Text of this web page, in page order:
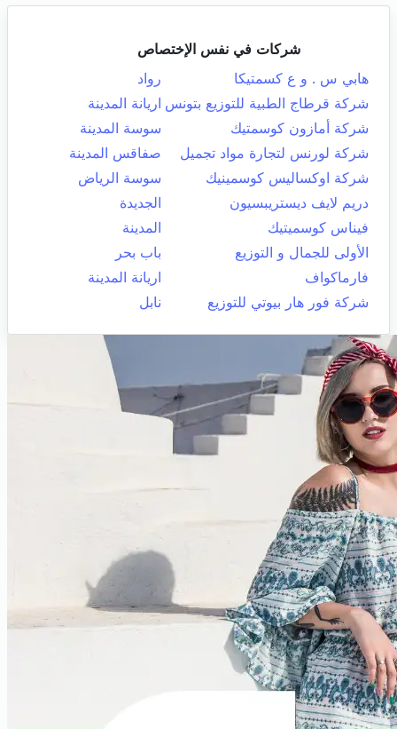
شركات في نفس الإختصاص
هابي س . و ع كسمتيكا
رواد
شركة قرطاج الطبية للتوزيع بتونس اريانة المدينة
شركة أمازون كوسمتيك
سوسة المدينة
شركة لورنس لتجارة مواد تجميل
صفاقس المدينة
شركة اوكساليس كوسمينيك
سوسة الرياض
دريم لايف ديستريبسيون
الجديدة
فيناس كوسميتيك
المدينة
الأولى للجمال و التوزيع
باب بحر
فارماكواف
اريانة المدينة
شركة فور هار بيوتي للتوزيع
نابل